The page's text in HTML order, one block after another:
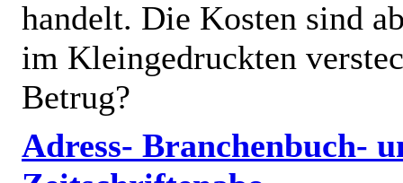
handelt. Die Kosten sind
im Kleingedruckten
Betrug?
Adress- Branchenbuch-